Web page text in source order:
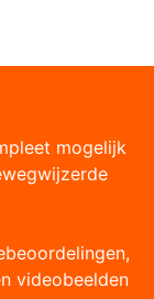
mogelijk
videobeelden